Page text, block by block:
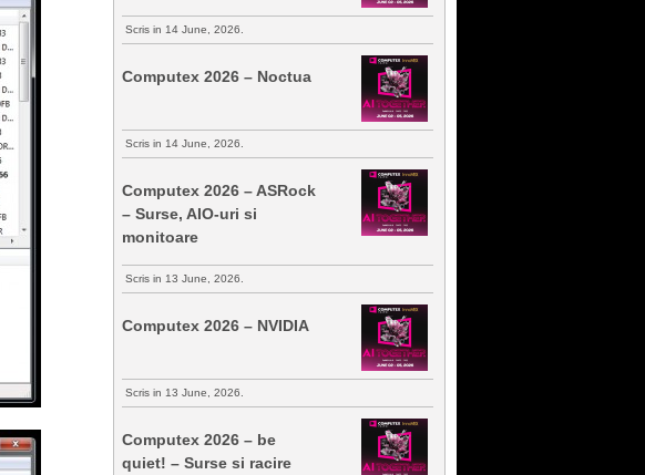
Scris in 14 June, 2026.
Computex 2026 – Noctua
Scris in 14 June, 2026.
Computex 2026 – ASRock
– Surse, AIO-uri si
monitoare
Scris in 13 June, 2026.
Computex 2026 – NVIDIA
Scris in 13 June, 2026.
Computex 2026 – be
quiet! – Surse si racire